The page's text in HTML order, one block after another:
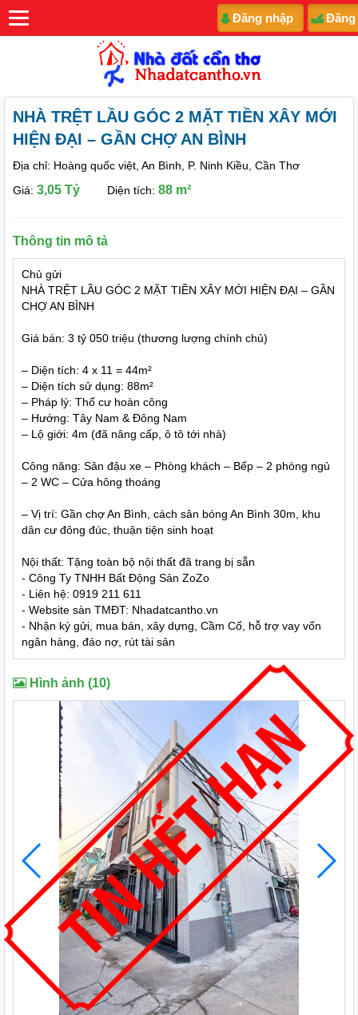
Đăng nhập Đăng
NHÀ TRỆT LẦU GÓC 2 MẶT TIỀN XÂY MỚI
HIỆN ĐẠI – GẦN CHỢ AN BÌNH
Địa chỉ: Hoàng quốc việt, An Bình, P. Ninh Kiều, Cần Thơ
Giá: 3,05 Tỷ Diện tích: 88 m²
Thông tin mô tả
Chủ gửi
NHÀ TRỆT LẦU GÓC 2 MẶT TIỀN XÂY MỚI HIỆN ĐẠI – GẦN
CHỢ AN BÌNH
Giá bán: 3 tỷ 050 triệu (thương lượng chính chủ)
– Diện tích: 4 x 11 = 44m²
– Diện tích sử dụng: 88m²
– Pháp lý: Thổ cư hoàn công
– Hướng: Tây Nam & Đông Nam
– Lộ giới: 4m (đã nâng cấp, ô tô tới nhà)
Công năng: Sân đậu xe – Phòng khách – Bếp – 2 phòng ngủ
– 2 WC – Cửa hông thoáng
– Vị trí: Gần chợ An Bình, cách sân bóng An Bình 30m, khu
dân cư đông đúc, thuận tiện sinh hoạt
Nội thất: Tặng toàn bộ nội thất đã trang bị sẵn
- Công Ty TNHH Bất Động Sản ZoZo
- Liên hệ: 0919 211 611
- Website sàn TMĐT: Nhadatcantho.vn
- Nhận ký gửi, mua bán, xây dựng, Cầm Cố, hỗ trợ vay vốn
ngân hàng, đáo nợ, rút tài sản
Hình ảnh (10)